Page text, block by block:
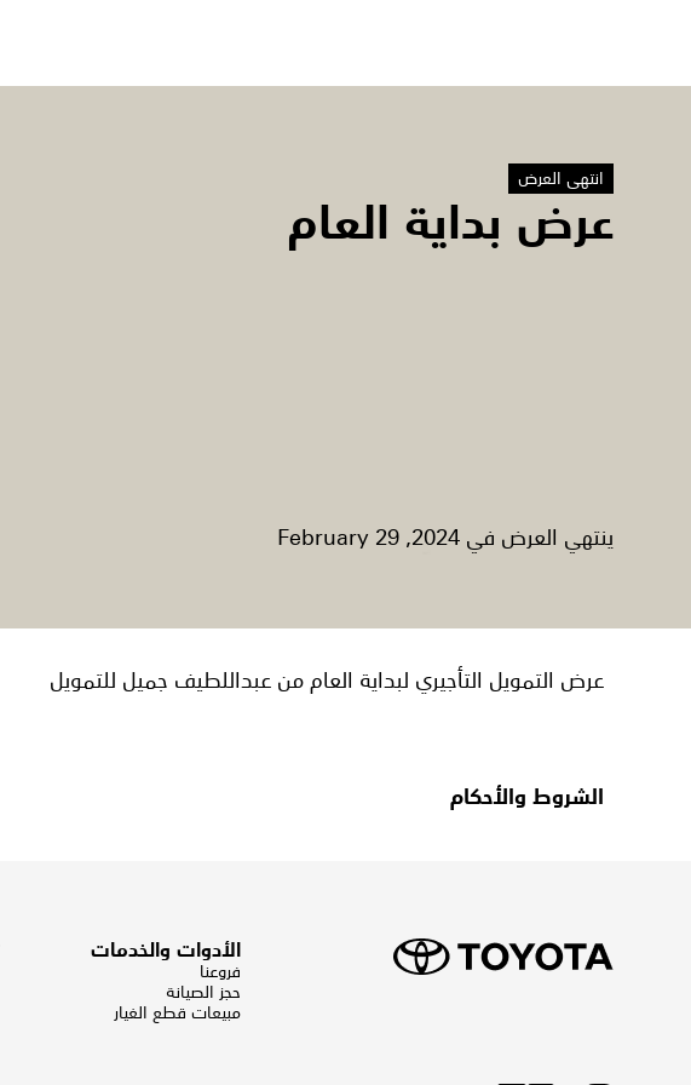
انتهى العرض
عرض بداية العام
ينتهي العرض في 2024, February 29
عرض التمويل التأجيري لبداية العام من عبداللطيف جميل للتمويل
الشروط والأحكام
الأدوات والخدمات
فروعنا
حجز الصيانة
مبيعات قطع الغيار